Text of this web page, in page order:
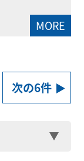
MORE
次の6件